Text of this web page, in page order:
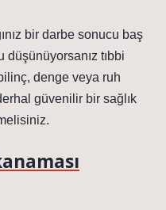
bir darbe sonucu baş
tıbbi
denge veya ruh
güvenilir bir sağlık